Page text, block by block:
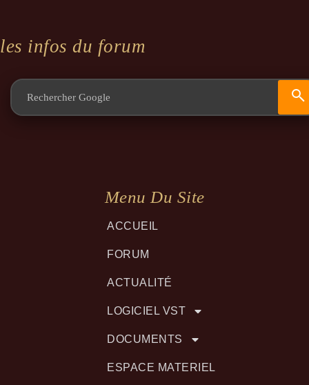
les infos du forum
Menu Du Site
ACCUEIL
FORUM
ACTUALITÉ
LOGICIEL VST
DOCUMENTS
ESPACE MATERIEL